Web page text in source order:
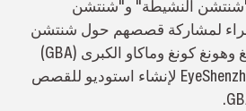
النشيطة" و"شنتشن
لمشاركة قصصهم حول شنتشن
ومنطقة خليج قوانغدونغ وهونغ كونغ وماكاو الكبرى (GBA)
والصين، كما تخطط EyeShenzhen لإنشاء استوديو للقصص